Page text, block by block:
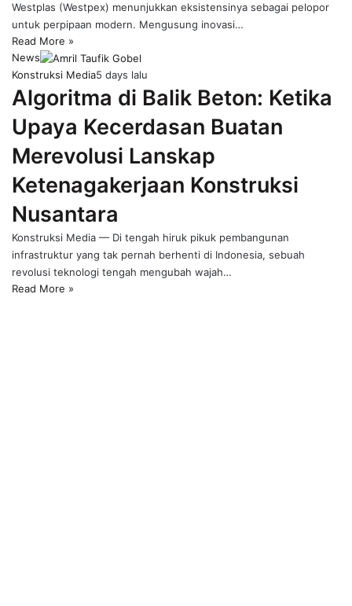
Westplas (Westpex) menunjukkan eksistensinya sebagai pelopor
untuk perpipaan modern. Mengusung inovasi…
Read More »
News
Konstruksi Media5 days lalu
Algoritma di Balik Beton: Ketika
Upaya Kecerdasan Buatan
Merevolusi Lanskap
Ketenagakerjaan Konstruksi
Nusantara
Konstruksi Media — Di tengah hiruk pikuk pembangunan
infrastruktur yang tak pernah berhenti di Indonesia, sebuah
revolusi teknologi tengah mengubah wajah…
Read More »